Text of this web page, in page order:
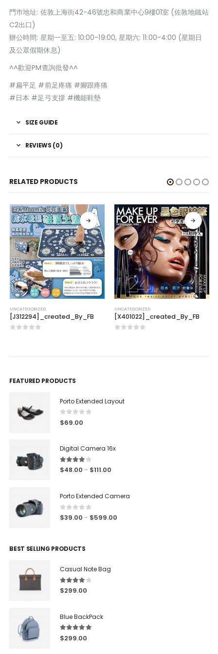
門巿地址: 佐敦上海街42-46號忠和商業中心9樓01室 (佐敦地鐵站
C2出口)
辦公時間: 星期一至五: 10:00-19:00, 星期六: 11:00-4:00 (星期日
及公眾假期休息)
^^歡迎PM查詢批發^^
#扁平足 #前足疼痛 #腳跟疼痛
#日本 #足弓支撐 #機能鞋墊
SIZE GUIDE
REVIEWS (0)
RELATED PRODUCTS
UNCATEGORIZED
[J312294]_created_By_FB
UNCATEGORIZED
[X401022]_created_By_FB
FEATURED PRODUCTS
Porto Extended Layout
0 out of 5
$69.00
Digital Camera 16x
4.00out of 5
$48.00 – $111.00
Porto Extended Camera
0out of 5
$39.00 – $599.00
BEST SELLING PRODUCTS
Casual Note Bag
4.00out of 5
$299.00
Blue BackPack
5.00out of 5
$299.00